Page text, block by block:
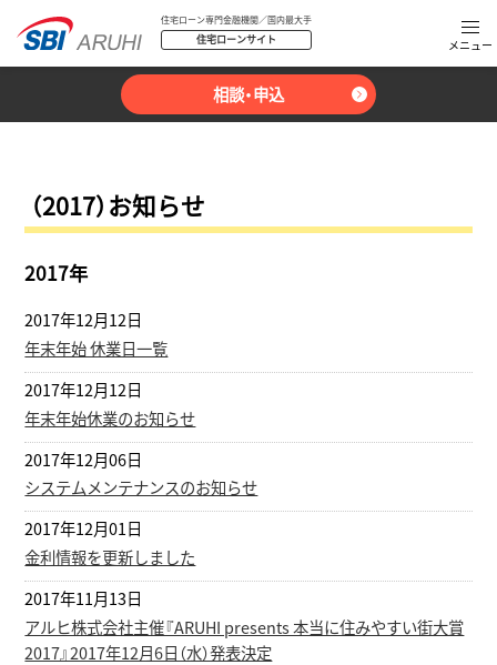
住宅ローン専門金融機関／国内最大手
住宅ローンサイト
相談・申込
（2017）お知らせ
2017年
2017年12月12日
年末年始 休業日一覧
2017年12月12日
年末年始休業のお知らせ
2017年12月06日
システムメンテナンスのお知らせ
2017年12月01日
金利情報を更新しました
2017年11月13日
アルヒ株式会社主催『ARUHI presents 本当に住みやすい街大賞
2017』2017年12月6日（水）発表決定